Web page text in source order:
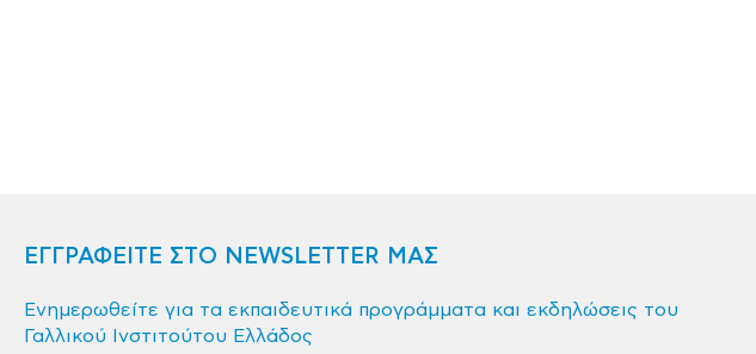
ΕΓΓΡΑΦΕΙΤΕ ΣΤΟ NEWSLETTER ΜΑΣ
Ενημερωθείτε για τα εκπαιδευτικά προγράμματα και εκδηλώσεις του
Γαλλικού Ινστιτούτου Ελλάδος